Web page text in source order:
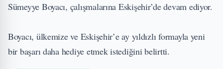
Sümeyye Boyacı, çalışmalarına Eskişehir’de devam ediyor.
Boyacı, ülkemize ve Eskişehir’e ay yıldızlı formayla yeni
bir başarı daha hediye etmek istediğini belirtti.